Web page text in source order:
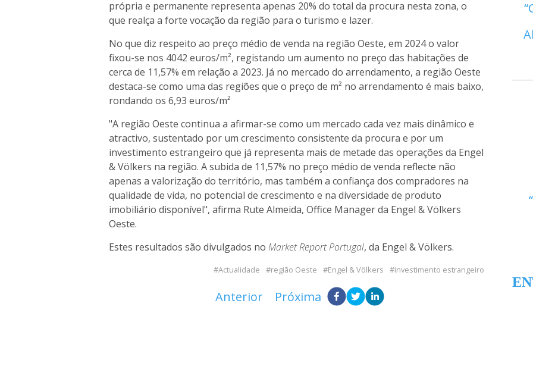
própria e permanente representa apenas 20% do total da procura nesta zona, o
que realça a forte vocação da região para o turismo e lazer.
No que diz respeito ao preço médio de venda na região Oeste, em 2024 o valor
fixou-se nos 4042 euros/m², registando um aumento no preço das habitações de
cerca de 11,57% em relação a 2023. Já no mercado do arrendamento, a região Oeste
destaca-se como uma das regiões que o preço de m² no arrendamento é mais baixo,
rondando os 6,93 euros/m²
"A região Oeste continua a afirmar-se como um mercado cada vez mais dinâmico e
atractivo, sustentado por um crescimento consistente da procura e por um
investimento estrangeiro que já representa mais de metade das operações da Engel
& Völkers na região. A subida de 11,57% no preço médio de venda reflecte não
apenas a valorização do território, mas também a confiança dos compradores na
qualidade de vida, no potencial de crescimento e na diversidade de produto
imobiliário disponível", afirma Rute Almeida, Office Manager da Engel & Völkers
Oeste.
Estes resultados são divulgados noMarket Report Portugal, da Engel & Völkers.
Actualidade região Oeste Engel & Völkers investimento estrangeiro
Anterior Próxima